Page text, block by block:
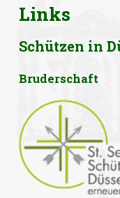
Links
Schützen in
Bruderschaft